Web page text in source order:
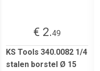
€ 2.49
KS Tools 340.0082 1/4
stalen borstel Ø 15